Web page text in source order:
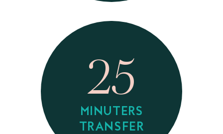
25
MINUTERS
TRANSFER